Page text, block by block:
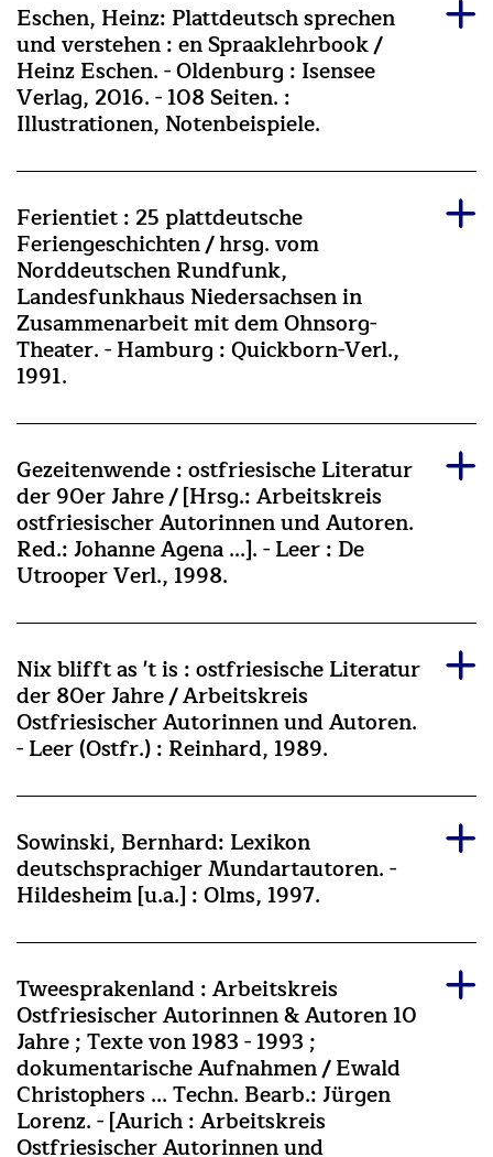
Eschen, Heinz: Plattdeutsch sprechen
und verstehen : en Spraaklehrbook /
Heinz Eschen. - Oldenburg : Isensee
Verlag, 2016. - 108 Seiten. :
Illustrationen, Notenbeispiele.
Ferientiet : 25 plattdeutsche
Feriengeschichten / hrsg. vom
Norddeutschen Rundfunk,
Landesfunkhaus Niedersachsen in
Zusammenarbeit mit dem Ohnsorg-
Theater. - Hamburg : Quickborn-Verl.,
1991.
Gezeitenwende : ostfriesische Literatur
der 90er Jahre / [Hrsg.: Arbeitskreis
ostfriesischer Autorinnen und Autoren.
Red.: Johanne Agena ...]. - Leer : De
Utrooper Verl., 1998.
Nix blifft as 't is : ostfriesische Literatur
der 80er Jahre / Arbeitskreis
Ostfriesischer Autorinnen und Autoren.
- Leer (Ostfr.) : Reinhard, 1989.
Sowinski, Bernhard: Lexikon
deutschsprachiger Mundartautoren. -
Hildesheim [u.a.] : Olms, 1997.
Tweesprakenland : Arbeitskreis
Ostfriesischer Autorinnen & Autoren 10
Jahre ; Texte von 1983 - 1993 ;
dokumentarische Aufnahmen / Ewald
Christophers ... Techn. Bearb.: Jürgen
Lorenz. - [Aurich : Arbeitskreis
Ostfriesischer Autorinnen und